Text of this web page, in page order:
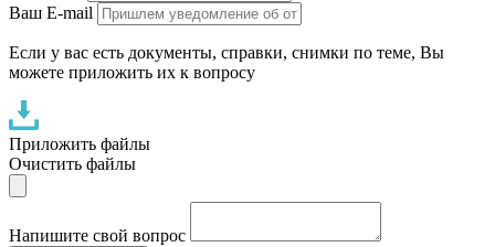
Ваш E-mail
Если у вас есть документы, справки, снимки по теме, Вы
можете приложить их к вопросу
Приложить файлы
Очистить файлы
Напишите свой вопрос